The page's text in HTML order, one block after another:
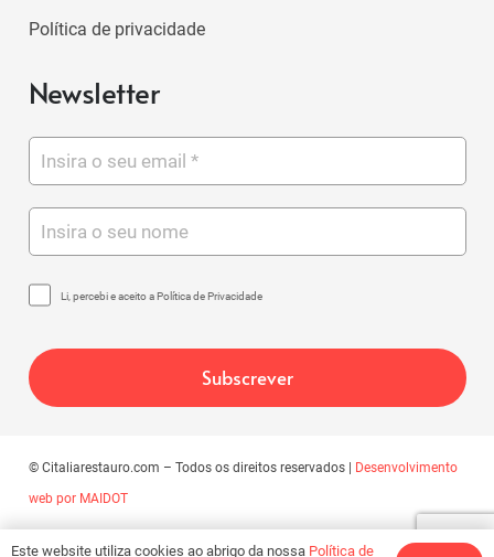
Política de privacidade
Newsletter
Li, percebi e aceito a Política de Privacidade
© Citaliarestauro.com – Todos os direitos reservados | Desenvolvimento
web por MAIDOT
Este website utiliza cookies ao abrigo da nossa Política de